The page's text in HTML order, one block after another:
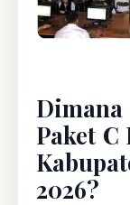
Paket C
2026?